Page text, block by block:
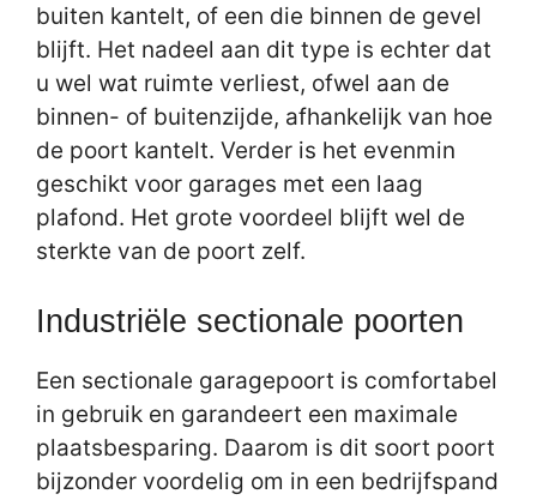
buiten kantelt, of een die binnen de gevel
blijft. Het nadeel aan dit type is echter dat
u wel wat ruimte verliest, ofwel aan de
binnen- of buitenzijde, afhankelijk van hoe
de poort kantelt. Verder is het evenmin
geschikt voor garages met een laag
plafond. Het grote voordeel blijft wel de
sterkte van de poort zelf.
Industriële sectionale poorten
Een sectionale garagepoort is comfortabel
in gebruik en garandeert een maximale
plaatsbesparing. Daarom is dit soort poort
bijzonder voordelig om in een bedrijfspand